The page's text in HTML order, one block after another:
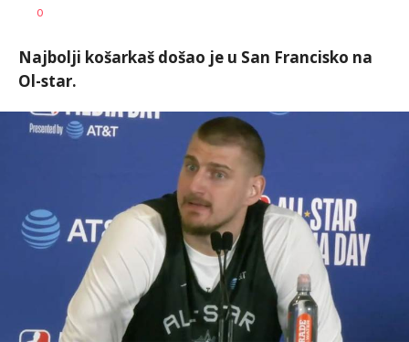
AUTOR
0
Najbolji košarkaš došao je u San Francisko na
Ol-star.